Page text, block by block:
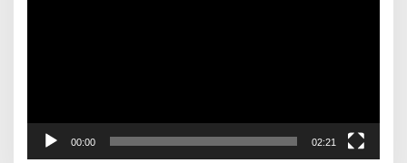
00:00 02:21